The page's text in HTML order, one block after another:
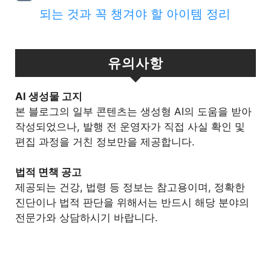
되는 것과 꼭 챙겨야 할 아이템 정리
유의사항
Al 생성물 고지
본 블로그의 일부 콘텐츠는 생성형 AI의 도움을 받아
작성되었으나, 발행 전 운영자가 직접 사실 확인 및
편집 과정을 거친 정보만을 제공합니다.
법적 면책 공고
제공되는 건강, 법령 등 정보는 참고용이며, 정확한
진단이나 법적 판단을 위해서는 반드시 해당 분야의
전문가와 상담하시기 바랍니다.